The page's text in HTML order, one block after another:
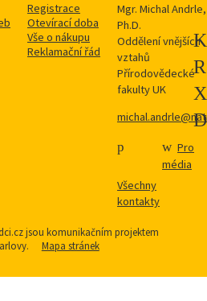
Registrace
Otevírací doba
Vše o nákupu
Reklamační řád
Mgr. Michal Andrle,
Ph.D.
Oddělení vnějších
vztahů
Přírodovědecké
fakulty UK
Všechny
kontakty
Pro
média
jsou komunikačním projektem
Mapa stránek